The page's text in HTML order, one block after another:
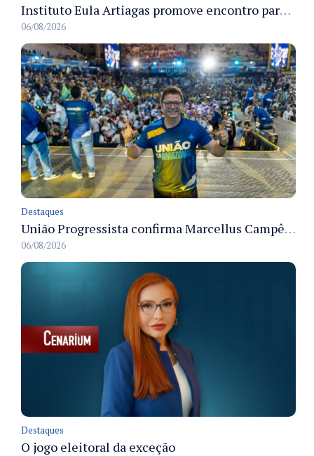
Instituto Eula Artiagas promove encontro para discutir melhorias para o bairro Petrópolis
06/08/2026
Destaques
União Progressista confirma Marcellus Campêlo como candidato a deputado estadual
06/08/2026
Destaques
O jogo eleitoral da exceção